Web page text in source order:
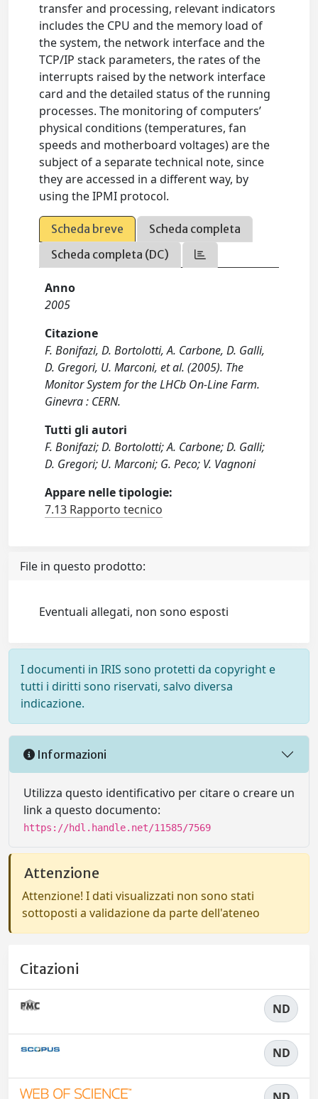
transfer and processing, relevant indicators
includes the CPU and the memory load of
the system, the network interface and the
TCP/IP stack parameters, the rates of the
interrupts raised by the network interface
card and the detailed status of the running
processes. The monitoring of computers’
physical conditions (temperatures, fan
speeds and motherboard voltages) are the
subject of a separate technical note, since
they are accessed in a different way, by
using the IPMI protocol.
Scheda breve
Scheda completa
Scheda completa (DC)
Anno
2005
Citazione
F. Bonifazi, D. Bortolotti, A. Carbone, D. Galli,
D. Gregori, U. Marconi, et al. (2005). The
Monitor System for the LHCb On-Line Farm.
Ginevra : CERN.
Tutti gli autori
F. Bonifazi; D. Bortolotti; A. Carbone; D. Galli;
D. Gregori; U. Marconi; G. Peco; V. Vagnoni
Appare nelle tipologie:
7.13 Rapporto tecnico
File in questo prodotto:
Eventuali allegati, non sono esposti
I documenti in IRIS sono protetti da copyright e
tutti i diritti sono riservati, salvo diversa
indicazione.
Informazioni
Utilizza questo identificativo per citare o creare un
link a questo documento:
https://hdl.handle.net/11585/7569
Attenzione
Attenzione! I dati visualizzati non sono stati
sottoposti a validazione da parte dell'ateneo
Citazioni
ND
ND